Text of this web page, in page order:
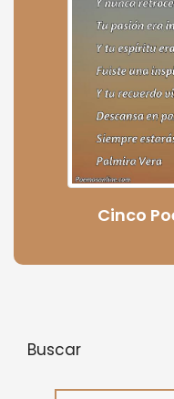
Cinco
Buscar